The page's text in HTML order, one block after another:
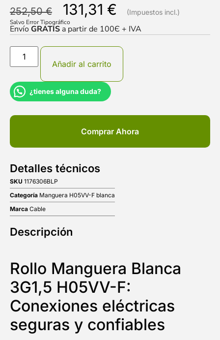
252,50€ 131,31 €
Salvo Error Tipográfico
EnvíoGRATIS a partir de 100Є + IVA
Añadir al carrito
¿tienes alguna duda?
Comprar Ahora
Detalles técnicos
SKU 1176306BLP
Categoría Manguera H05VV-F blanca
Marca Cable
Descripción
Rollo Manguera Blanca
3G1,5 H05VV-F:
Conexiones eléctricas
seguras y confiables